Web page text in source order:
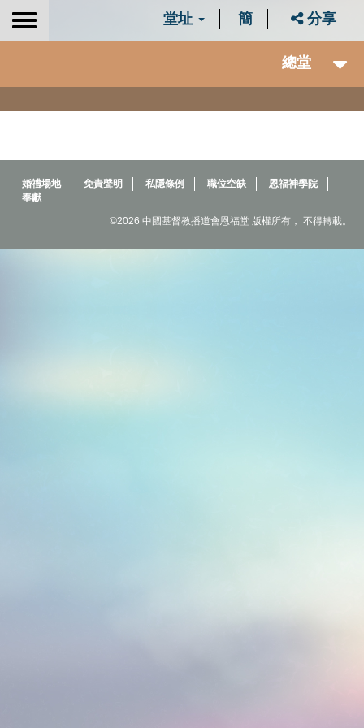
Toggle
堂址 簡 分享
總堂
婚禮場地 免責聲明 私隱條例 職位空缺
恩福神學院
奉獻
©2026 中國基督教播道會恩福堂 版權所有， 不得轉載。